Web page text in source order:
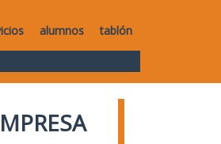
alumnos tablón